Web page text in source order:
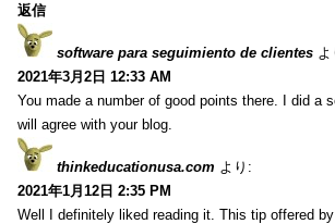
返信
software para seguimiento de clientes
2021年3月2日 12:33 AM
You made a number of good points there. I did a
will agree with your blog.
thinkeducationusa.com より:
2021年1月12日 2:35 PM
Well I definitely liked reading it. This tip offered